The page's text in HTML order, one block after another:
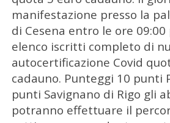
manifestazione presso la
di Cesena entro le ore
elenco iscritti completo di
autocertificazione Covid
cadauno. Punteggi 10 punti
punti Savignano di Rigo gli
potranno effettuare il